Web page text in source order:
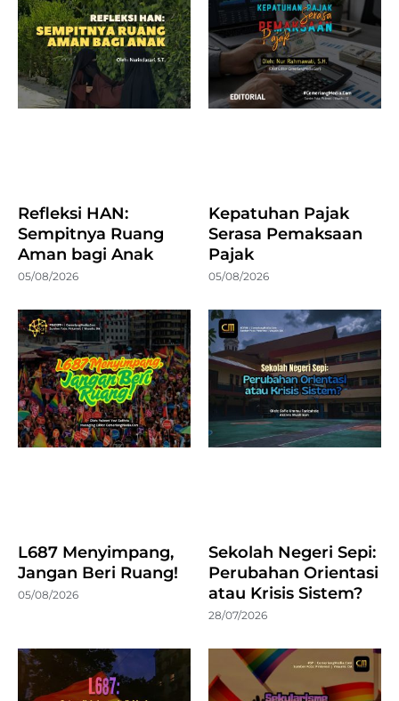
Refleksi HAN:
Sempitnya Ruang
Aman bagi Anak
05/08/2026
Kepatuhan Pajak
Serasa Pemaksaan
Pajak
05/08/2026
L687 Menyimpang,
Jangan Beri Ruang!
05/08/2026
Sekolah Negeri Sepi:
Perubahan Orientasi
atau Krisis Sistem?
28/07/2026